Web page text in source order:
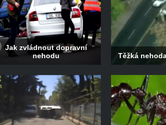
Jak zvládnout dopravní
nehodu
Těžká